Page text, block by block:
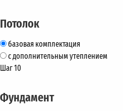
Потолок
базовая комплектация
с дополнительным утеплением
Шаг 10
Фундамент